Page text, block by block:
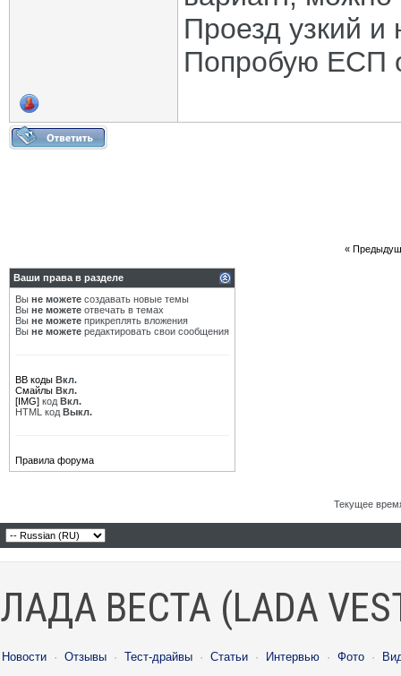
Проезд узкий
Попробую ЕСП
«
Ваши права в разделе
Вы не можете создавать новые темы
Вы не можете отвечать в темах
Вы не можете прикреплять вложения
Вы не можете редактировать свои сообщения
BB коды Вкл.
Смайлы Вкл.
[IMG] код Вкл.
HTML код Выкл.
Правила форума
Текущее
ЛАДА ВЕСТА (LADA
Новости · Отзывы · Тест-драйвы · Статьи · Интервью · Фото ·